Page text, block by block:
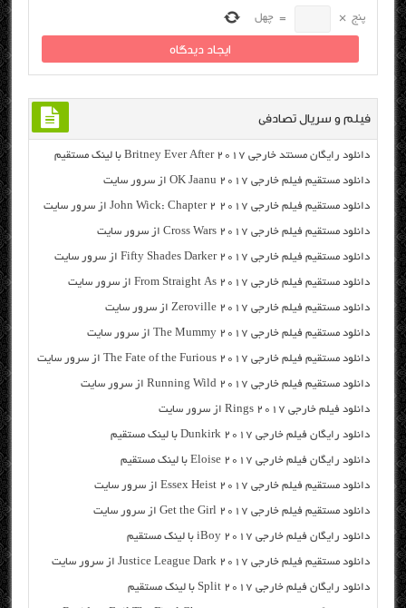
پنج ×
= چهل
فیلم و سریال تصادفی
دانلود رایگان مسنتد خارجی Britney Ever After 2017 با لینک مستقیم
دانلود مستقیم فیلم خارجی OK Jaanu 2017 از سرور سایت
دانلود مستقیم فیلم خارجی John Wick: Chapter 2 2017 از سرور سایت
دانلود مستقیم فیلم خارجی Cross Wars 2017 از سرور سایت
دانلود مستقیم فیلم خارجی Fifty Shades Darker 2017 از سرور سایت
دانلود مستقیم فیلم خارجی From Straight As 2017 از سرور سایت
دانلود مستقیم فیلم خارجی Zeroville 2017 از سرور سایت
دانلود مستقیم فیلم خارجی The Mummy 2017 از سرور سایت
دانلود مستقیم فیلم خارجی The Fate of the Furious 2017 از سرور سایت
دانلود مستقیم فیلم خارجی Running Wild 2017 از سرور سایت
دانلود فیلم خارجی Rings 2017 از سرور سایت
دانلود رایگان فیلم خارجی Dunkirk 2017 با لینک مستقیم
دانلود رایگان فیلم خارجی Eloise 2017 با لینک مستقیم
دانلود مستقیم فیلم خارجی Essex Heist 2017 از سرور سایت
دانلود مستقیم فیلم خارجی Get the Girl 2017 از سرور سایت
دانلود رایگان فیلم خارجی iBoy 2017 با لینک مستقیم
دانلود مستقیم فیلم خارجی Justice League Dark 2017 از سرور سایت
دانلود رایگان فیلم خارجی Split 2017 با لینک مستقیم